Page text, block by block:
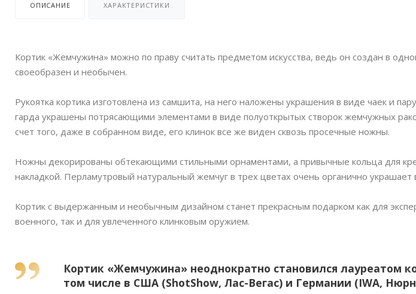
ОПИСАНИЕ ХАРАКТЕРИСТИКИ
Кортик «Жемчужина» можно по праву считать предметом искусства, ведь он создан в
своеобразен и необычен.
Рукоятка кортика изготовлена из самшита, на него наложены украшения в виде чаек и
гарда украшены потрясающими элементами в виде полуоткрытых створок жемчужных
счет того, даже в собранном виде, его клинок все же виден сквозь просечные ножны.
Ножны декорированы обтекающими стильными орнаментами, а привычные кольца для
накладкой. Перламутровый натуральный жемчуг в трех цветах очень органично
Кортик с выдержанным и необычным дизайном станет прекрасным подарком как для
военного, так и для увлеченного клинковым оружием.
Кортик «Жемчужина» неоднократно становился лауреатом
том числе в США (ShotShow, Лас-Вегас) и Германии (IWA,